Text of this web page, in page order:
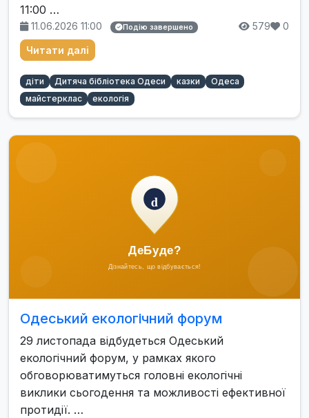
11:00 …
11.06.2026 11:00 Подію завершено 579 0
Читати далі
діти Дитяча бібліотека Одеси казки
Одеса
майстерклас
екологія
Одеський екологічний форум
29 листопада відбудеться Одеський
екологічний форум, у рамках якого
обговорюватимуться головні екологічні
виклики сьогодення та можливості ефективної
протидії. …